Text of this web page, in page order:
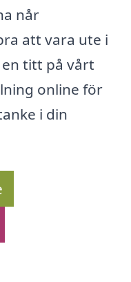
når
att vara ute i
titt på vårt
online för
i din